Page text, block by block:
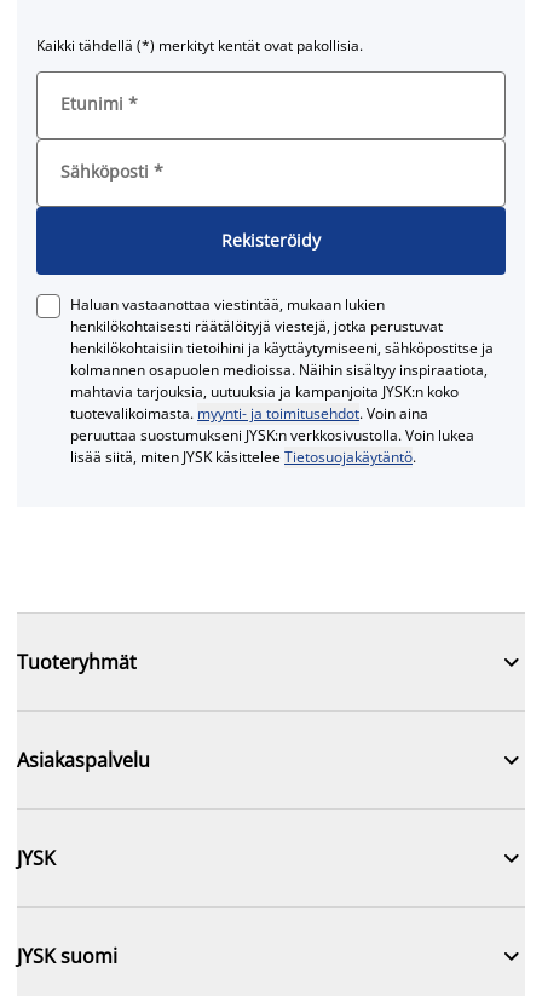
Kaikki tähdellä (*) merkityt kentät ovat pakollisia.
Etunimi *
Sähköposti *
Rekisteröidy
Haluan vastaanottaa viestintää, mukaan lukien
henkilökohtaisesti räätälöityjä viestejä, jotka perustuvat
henkilökohtaisiin tietoihini ja käyttäytymiseeni, sähköpostitse ja
kolmannen osapuolen medioissa. Näihin sisältyy inspiraatiota,
mahtavia tarjouksia, uutuuksia ja kampanjoita JYSK:n koko
tuotevalikoimasta. myynti- ja toimitusehdot. Voin aina
peruuttaa suostumukseni JYSK:n verkkosivustolla. Voin lukea
lisää siitä, miten JYSK käsitteleeTietosuojakäytäntö.
Tuoteryhmät 
Asiakaspalvelu 
JYSK 
JYSK suomi 